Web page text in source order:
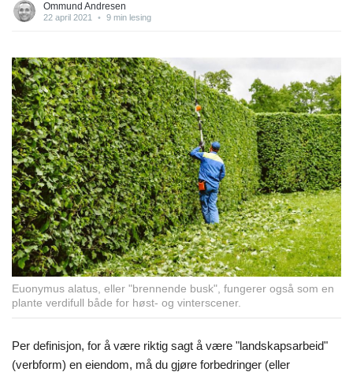
Ommund Andresen
22 april 2021 • 9 min lesing
Euonymus alatus, eller "brennende busk", fungerer også som en
plante verdifull både for høst- og vinterscener.
Per definisjon, for å være riktig sagt å være "landskapsarbeid"
(verbform) en eiendom, må du gjøre forbedringer (eller